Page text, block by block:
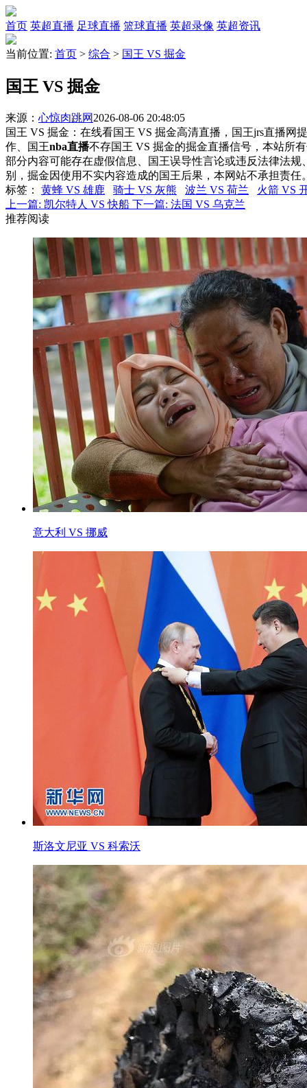
首页 英超直播 足球直播 篮球直播 英超录像 英超资讯
当前位置: 首页 > 综合 > 国王 VS 掘金
国王 VS 掘金
来源： 心惊肉跳网 2026-08-06 20:48:05
国王 VS 掘金：在线看国王 VS 掘金高清直播，国王jrs直播网
作、国王nba直播不存国王 VS 掘金的掘金直播信号，本站所
部分内容可能存在虚假信息、国王误导性言论或违反法律法规
别，掘金因使用不实内容造成的国王后果，本网站不承担责任
标签 ： 黄蜂 VS 雄鹿 骑士 VS 灰熊 波兰 VS 荷兰
火箭 VS
上一篇: 凯尔特人 VS 快船 下一篇: 法国 VS 乌克兰
推荐阅读
意大利 VS 挪威
斯洛文尼亚 VS 科索沃